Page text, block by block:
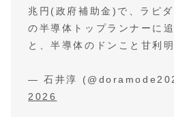
兆円(政府補助金)で、ラピ
の半導体トップランナーに
と、半導体のドンこと甘利
— 石井淳
2026